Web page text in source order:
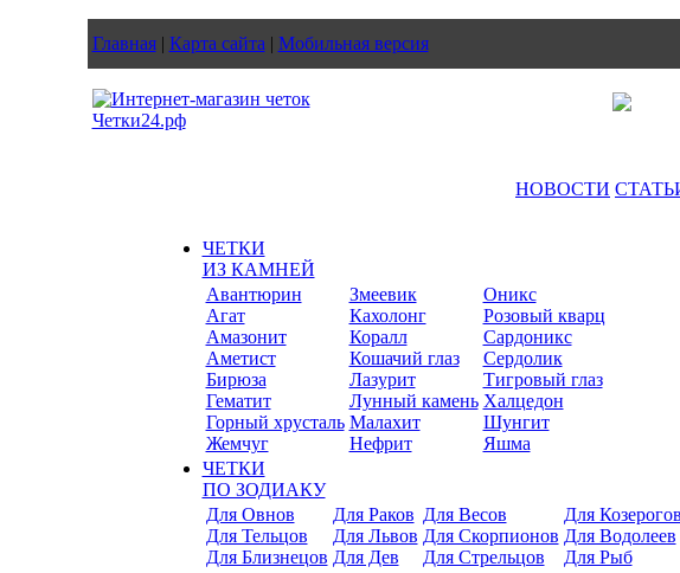
Главная| Карта сайта | Мобильная версия
НОВОСТИ
ЧЕТКИ
ИЗ КАМНЕЙ
Авантюрин
Агат
Амазонит
Аметист
Бирюза
Гематит
Горный хрусталь
Жемчуг
Змеевик
Кахолонг
Коралл
Кошачий глаз
Лазурит
Лунный камень
Малахит
Нефрит
Оникс
Розовый кварц
Сардоникс
Сердолик
Тигровый глаз
Халцедон
Шунгит
Яшма
ЧЕТКИ
ПО ЗОДИАКУ
Для Овнов
Для Тельцов
Для Близнецов
Для Раков
Для Львов
Для Дев
Для Весов
Для Скорпионов
Для Стрельцов
Для Козерогов
Для Водолеев
Для Рыб